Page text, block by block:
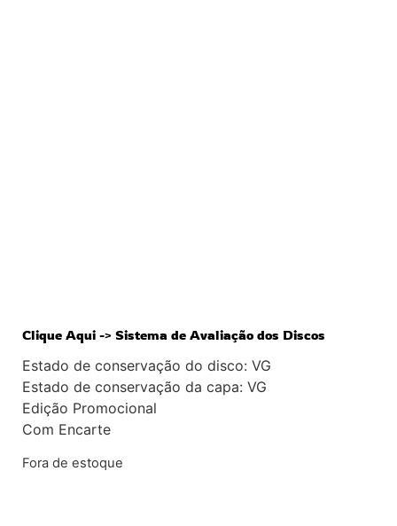
Clique Aqui -> Sistema de Avaliação dos Discos
Estado de conservação do disco: VG
Estado de conservação da capa: VG
Edição Promocional
Com Encarte
Fora de estoque